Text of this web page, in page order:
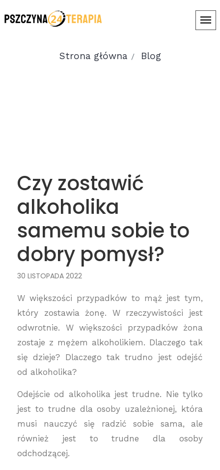
Strona główna Blog
Czy zostawić
alkoholika
samemu sobie to
dobry pomysł?
30 LISTOPADA 2022
​W większości przypadków to mąż jest tym,
który zostawia żonę. W rzeczywistości jest
odwrotnie. W większości przypadków żona
zostaje z mężem alkoholikiem. Dlaczego tak
się dzieje? Dlaczego tak trudno jest odejść
od alkoholika?
Odejście od alkoholika jest trudne. Nie tylko
jest to trudne dla osoby uzależnionej, która
musi nauczyć się radzić sobie sama, ale
również jest to trudne dla osoby
odchodzącej.